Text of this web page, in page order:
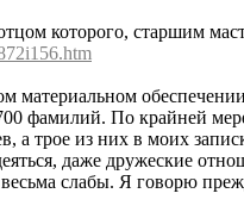
которого, старшим
фамилий. По крайней
а трое из них в моих
даже дружеские
слабы. Я говорю